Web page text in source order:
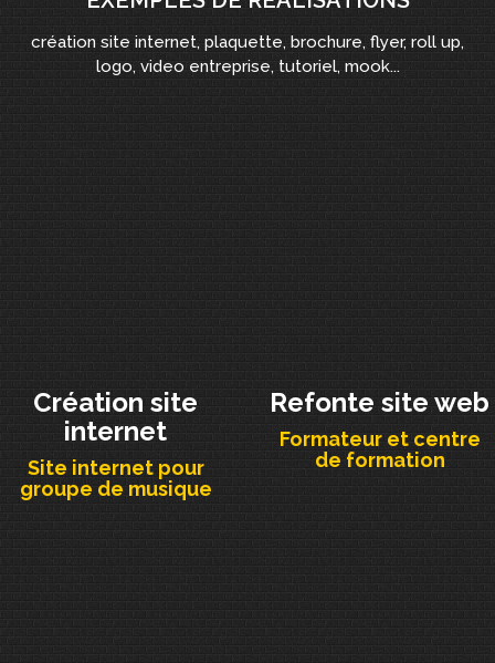
création site internet, plaquette, brochure, flyer, roll up,
logo, video entreprise, tutoriel, mook...
Création site
internet
Site internet pour
groupe de musique
Refonte site web
Formateur et centre
de formation